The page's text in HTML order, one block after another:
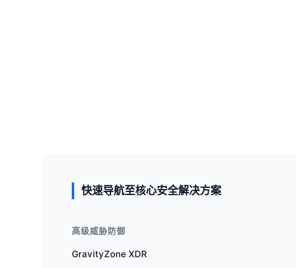
快速导航至核心安全解决方案
高级威胁防御
GravityZone XDR